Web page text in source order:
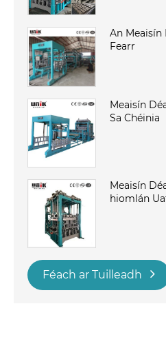
An Meaisín
Fearr
Meaisín
Sa Chéinia
Meaisín
hiomlán
Féach ar Tuilleadh